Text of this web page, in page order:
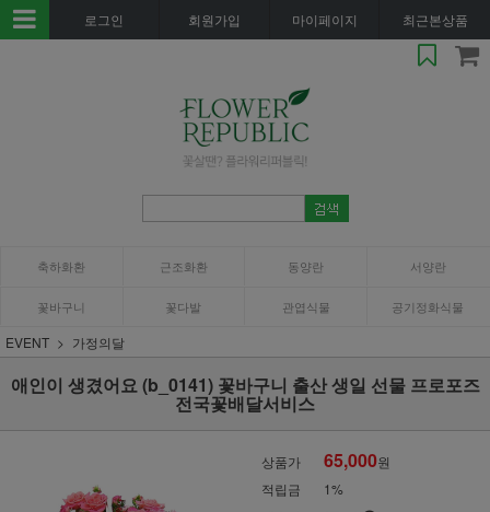
로그인 회원가입 마이페이지 최근본상품
축하화환 근조화환 동양란 서양란
꽃바구니 꽃다발 관엽식물 공기정화식물
EVENT 가정의달
애인이 생겼어요 (b_0141) 꽃바구니 출산 생일 선물 프로포즈
전국꽃배달서비스
상품가 65,000원
적립금
1%